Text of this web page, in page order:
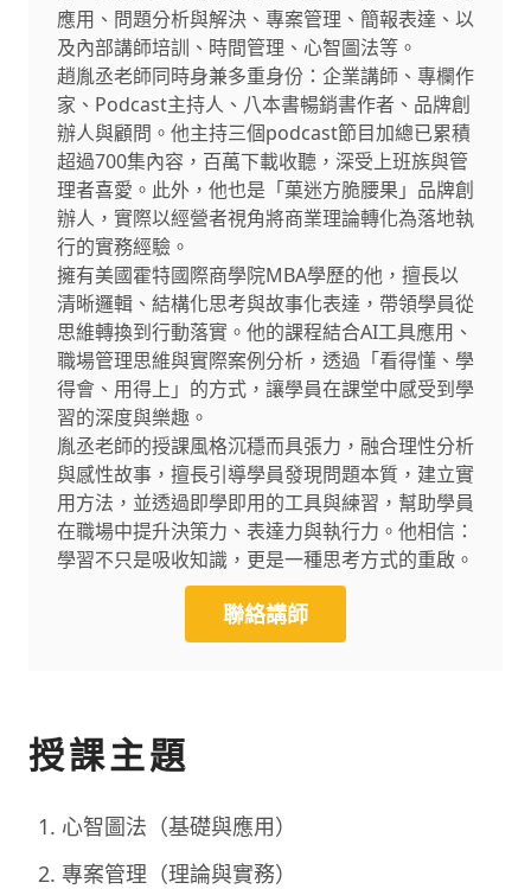
應用、問題分析與解決、專案管理、簡報表達、以
及內部講師培訓、時間管理、心智圖法等。
趙胤丞老師同時身兼多重身份：企業講師、專欄作
家、Podcast主持人、八本書暢銷書作者、品牌創
辦人與顧問。他主持三個podcast節目加總已累積
超過700集內容，百萬下載收聽，深受上班族與管
理者喜愛。此外，他也是「菓迷方脆腰果」品牌創
辦人，實際以經營者視角將商業理論轉化為落地執
行的實務經驗。
擁有美國霍特國際商學院MBA學歷的他，擅長以
清晰邏輯、結構化思考與故事化表達，帶領學員從
思維轉換到行動落實。他的課程結合AI工具應用、
職場管理思維與實際案例分析，透過「看得懂、學
得會、用得上」的方式，讓學員在課堂中感受到學
習的深度與樂趣。
胤丞老師的授課風格沉穩而具張力，融合理性分析
與感性故事，擅長引導學員發現問題本質，建立實
用方法，並透過即學即用的工具與練習，幫助學員
在職場中提升決策力、表達力與執行力。他相信：
學習不只是吸收知識，更是一種思考方式的重啟。
聯絡講師
授課主題
心智圖法（基礎與應用）
專案管理（理論與實務）